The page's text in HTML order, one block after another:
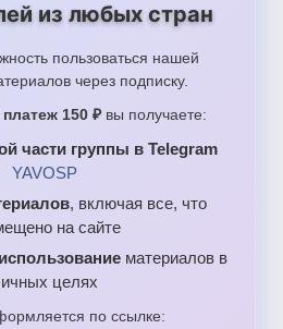
из любых стран
пользоваться нашей
через подписку.
150 ₽ вы получаете:
части группы в Telegram
YAVOSP
, включая все, что
на сайте
материалов в
целях
по ссылке: